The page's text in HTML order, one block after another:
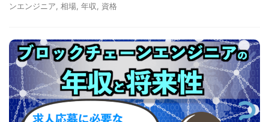
ンエンジニア 相場 年収 資格